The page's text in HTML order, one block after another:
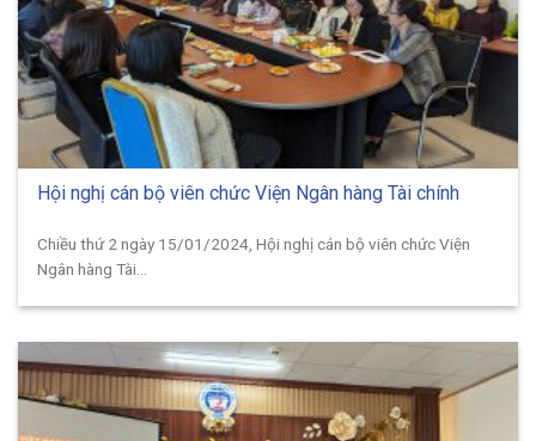
Hội nghị cán bộ viên chức Viện Ngân hàng Tài chính
Chiều thứ 2 ngày 15/01/2024, Hội nghị cán bộ viên chức Viện
Ngân hàng Tài...